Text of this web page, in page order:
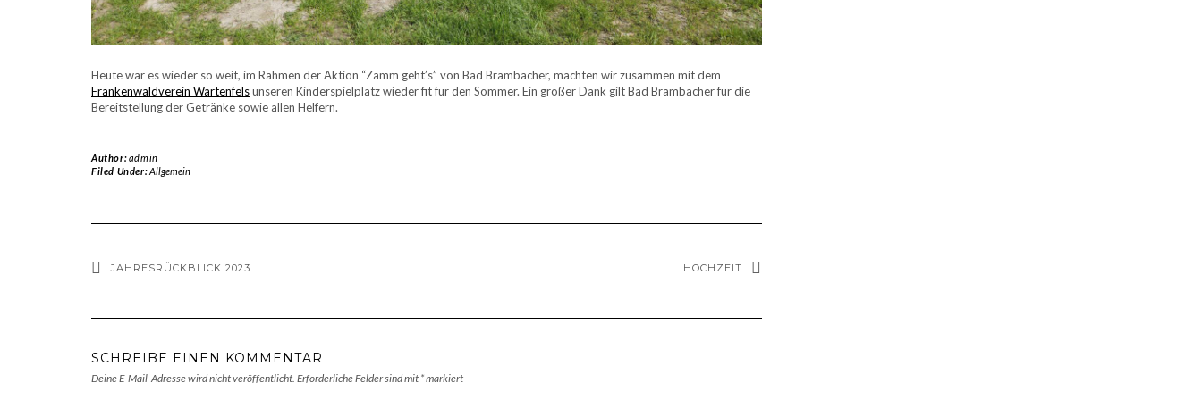
Heute war es wieder so weit, im Rahmen der Aktion “Zamm geht’s” von Bad Brambacher, machten wir zusammen mit dem
Frankenwaldverein Wartenfelsunseren Kinderspielplatz wieder fit für den Sommer. Ein großer Dank gilt Bad Brambacher für die
Bereitstellung der Getränke sowie allen Helfern.
Author:admin
Filed Under:Allgemein
JAHRESRÜCKBLICK 2023 HOCHZEIT
SCHREIBE EINEN KOMMENTAR
Deine E-Mail-Adresse wird nicht veröffentlicht. Erforderliche Felder sind mit *markiert